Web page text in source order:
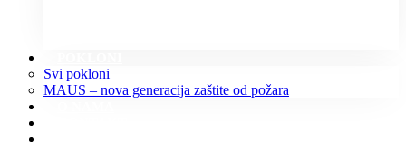
Svi pokloni
MAUS – nova generacija zaštite od požara